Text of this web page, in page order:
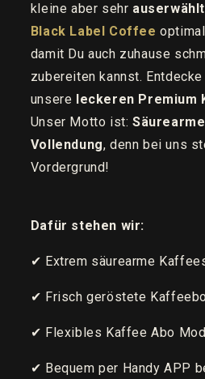
kleine aber sehr
Black Label Coffee
damit Du auch zuhause
zubereiten kannst. Entdecke
unsere leckeren Premium
Unser Motto ist:
Vollendung, denn bei uns
Vordergrund!
Dafür stehen wir:
✔ Extrem säurearme
✔ Frisch geröstete
✔ Flexibles Kaffee Abo
✔ Bequem per Handy APP